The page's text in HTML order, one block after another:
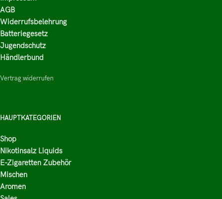
AGB
Widerrufsbelehrung
Batteriegesetz
Jugendschutz
Händlerbund
Vertrag widerrufen
HAUPTKATEGORIEN
Shop
Nikotinsalz Liquids
E-Zigaretten Zubehör
Mischen
Aromen